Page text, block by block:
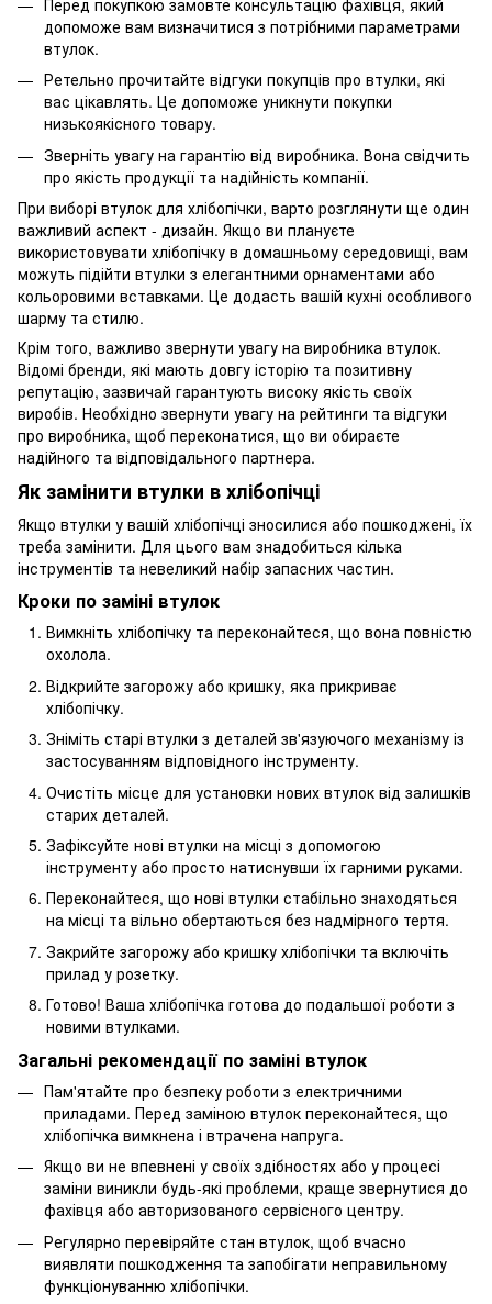
допоможе вам визначитися з потрібними параметрами
втулок.
Ретельно прочитайте відгуки покупців про втулки, які
вас цікавлять. Це допоможе уникнути покупки
низькоякісного товару.
Зверніть увагу на гарантію від виробника. Вона свідчить
про якість продукції та надійність компанії.
При виборі втулок для хлібопічки, варто розглянути ще один
важливий аспект - дизайн. Якщо ви плануєте
використовувати хлібопічку в домашньому середовищі, вам
можуть підійти втулки з елегантними орнаментами або
кольоровими вставками. Це додасть вашій кухні особливого
шарму та стилю.
Крім того, важливо звернути увагу на виробника втулок.
Відомі бренди, які мають довгу історію та позитивну
репутацію, зазвичай гарантують високу якість своїх
виробів. Необхідно звернути увагу на рейтинги та відгуки
про виробника, щоб переконатися, що ви обираєте
надійного та відповідального партнера.
Як замінити втулки в хлібопічці
Якщо втулки у вашій хлібопічці зносилися або пошкоджені, їх
треба замінити. Для цього вам знадобиться кілька
інструментів та невеликий набір запасних частин.
Кроки по заміні втулок
Вимкніть хлібопічку та переконайтеся, що вона повністю
охолола.
Відкрийте загорожу або кришку, яка прикриває
хлібопічку.
Зніміть старі втулки з деталей зв'язуючого механізму із
застосуванням відповідного інструменту.
Очистіть місце для установки нових втулок від залишків
старих деталей.
Зафіксуйте нові втулки на місці з допомогою
інструменту або просто натиснувши їх гарними руками.
Переконайтеся, що нові втулки стабільно знаходяться
на місці та вільно обертаються без надмірного тертя.
Закрийте загорожу або кришку хлібопічки та включіть
прилад у розетку.
Готово! Ваша хлібопічка готова до подальшої роботи з
новими втулками.
Загальні рекомендації по заміні втулок
Пам'ятайте про безпеку роботи з електричними
приладами. Перед заміною втулок переконайтеся, що
хлібопічка вимкнена і втрачена напруга.
Якщо ви не впевнені у своїх здібностях або у процесі
заміни виникли будь-які проблеми, краще звернутися до
фахівця або авторизованого сервісного центру.
Регулярно перевіряйте стан втулок, щоб вчасно
виявляти пошкодження та запобігати неправильному
функціонуванню хлібопічки.